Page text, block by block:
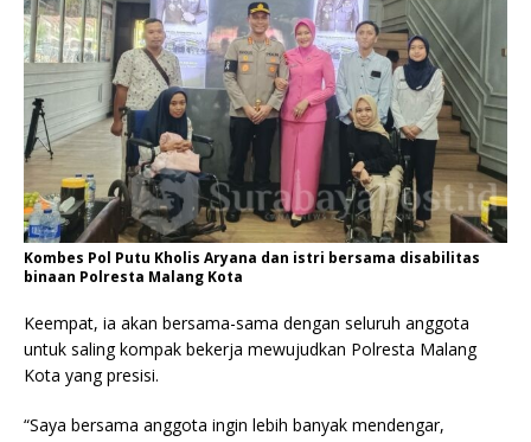
Kombes Pol Putu Kholis Aryana dan istri bersama disabilitas
binaan Polresta Malang Kota
Keempat, ia akan bersama-sama dengan seluruh anggota
untuk saling kompak bekerja mewujudkan Polresta Malang
Kota yang presisi.
“Saya bersama anggota ingin lebih banyak mendengar,